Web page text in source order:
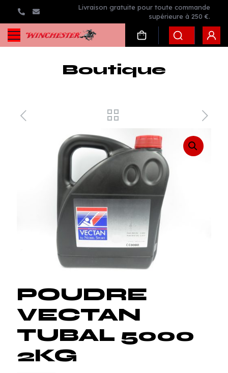
Livraison gratuite pour toute commande
supérieure à 250 €.
Boutique
POUDRE
VECTAN
TUBAL 5000
2KG